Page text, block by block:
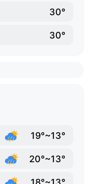
30°
30°
19°~13°
20°~13°